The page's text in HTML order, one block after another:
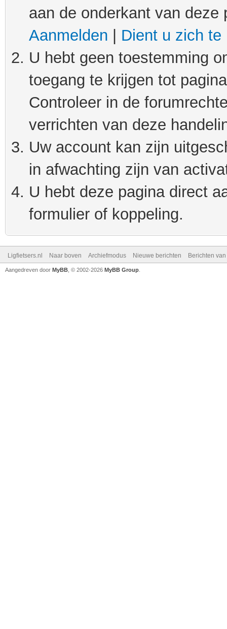
aan de onderkant van
Aanmelden
Dient u zich te
U hebt geen toestemming
toegang te krijgen tot
Controleer in de
verrichten van deze
Uw account kan zijn
in afwachting zijn van
U hebt deze pagina direct
formulier of koppeling.
Ligfietsers.nl Naar boven Archiefmodus Nieuwe berichten Berichten
Aangedreven door MyBB , © 2002-2026 MyBB Group